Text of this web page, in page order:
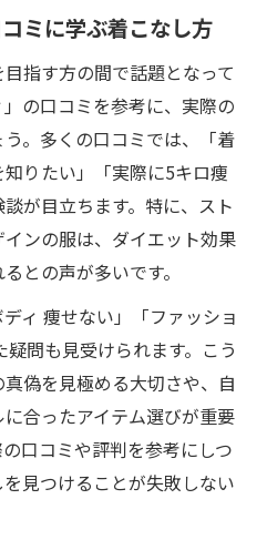
ミに学ぶ着こなし方
指す方の間で話題となって
の口コミを参考に、実際の
。多くの口コミでは、「着
りたい」「実際に5キロ痩
が目立ちます。特に、スト
ンの服は、ダイエット効果
との声が多いです。
ィ 痩せない」「ファッショ
問も見受けられます。こう
偽を見極める大切さや、自
合ったアイテム選びが重要
口コミや評判を参考にしつ
見つけることが失敗しない